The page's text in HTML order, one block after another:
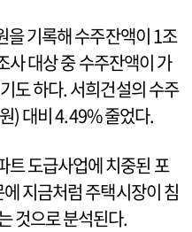
기록해 수주잔액이 1조
사 대상 중 수주잔액이 가
도 하다. 서희건설의 수주
) 대비 4.49% 줄었다.
트 도급사업에 치중된 포
지금처럼 주택시장이 침
것으로 분석된다.